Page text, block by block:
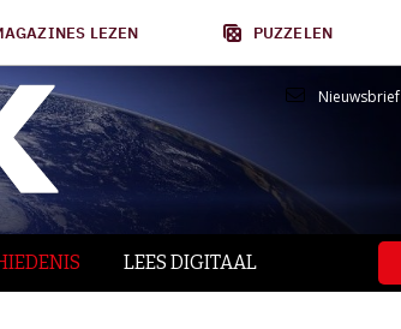
LEZEN PUZZELEN
Nieuwsbrief
LEES DIGITAAL